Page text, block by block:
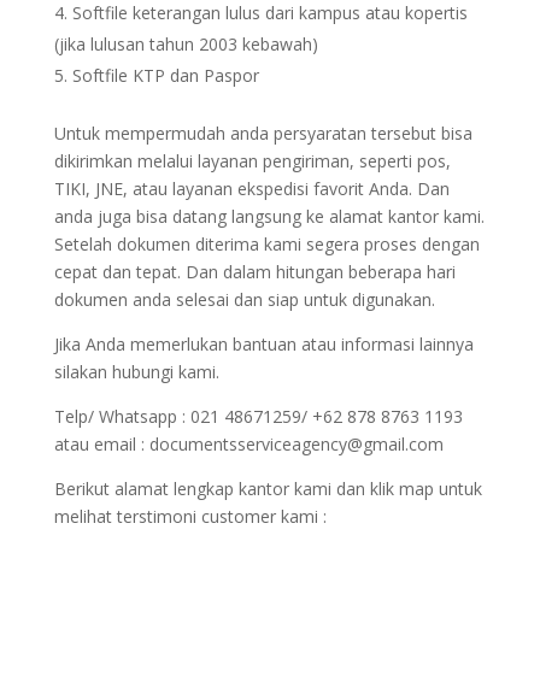
Softfile keterangan lulus dari kampus atau kopertis
(jika lulusan tahun 2003 kebawah)
Softfile KTP dan Paspor
Untuk mempermudah anda persyaratan tersebut bisa
dikirimkan melalui layanan pengiriman, seperti pos,
TIKI, JNE, atau layanan ekspedisi favorit Anda. Dan
anda juga bisa datang langsung ke alamat kantor kami.
Setelah dokumen diterima kami segera proses dengan
cepat dan tepat. Dan dalam hitungan beberapa hari
dokumen anda selesai dan siap untuk digunakan.
Jika Anda memerlukan bantuan atau informasi lainnya
silakan hubungi kami.
Telp/ Whatsapp : 021 48671259/ +62 878 8763 1193
atau email : documentsserviceagency@gmail.com
Berikut alamat lengkap kantor kami dan klik map untuk
melihat terstimoni customer kami :